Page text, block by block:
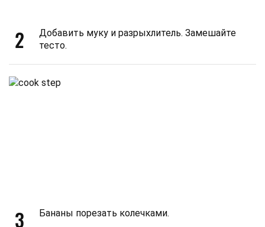
2
Добавить муку и разрыхлитель. Замешайте
тесто.
3 Бананы порезать колечками.